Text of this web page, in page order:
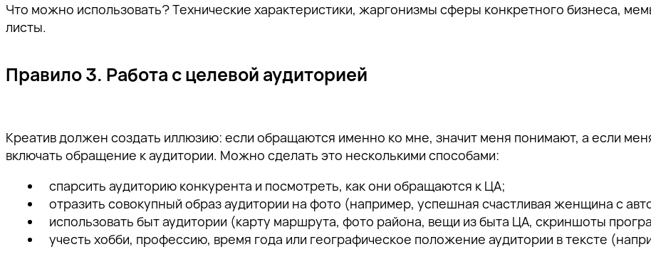
Что можно использовать? Технические характеристики, жаргонизмы сферы конкретного бизнеса,
листы.
Правило 3. Работа с целевой аудиторией
Креатив должен создать иллюзию: если обращаются именно ко мне, значит меня понимают, а если
включать обращение к аудитории. Можно сделать это несколькими способами:
спарсить аудиторию конкурента и посмотреть, как они обращаются к ЦА;
отразить совокупный образ аудитории на фото (например, успешная счастливая женщина с
использовать быт аудитории (карту маршрута, фото района, вещи из быта ЦА, скриншоты
учесть хобби, профессию, время года или географическое положение аудитории в тексте